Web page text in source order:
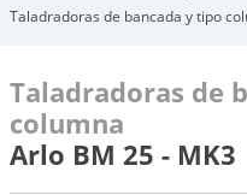
Taladradoras de bancada y tipo
Taladradoras de
columna
Arlo BM 25 - MK3